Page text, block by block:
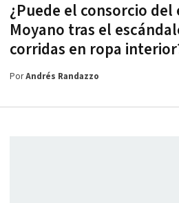
¿Puede el consorcio del
Moyano tras el
corridas en ropa
PorAndrés Randazzo